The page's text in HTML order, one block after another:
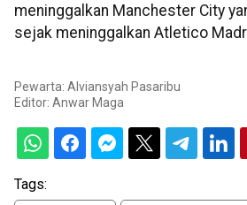
meninggalkan Manchester City
sejak meninggalkan Atletico
Pewarta: Alviansyah Pasaribu
Editor: Anwar Maga
Tags: